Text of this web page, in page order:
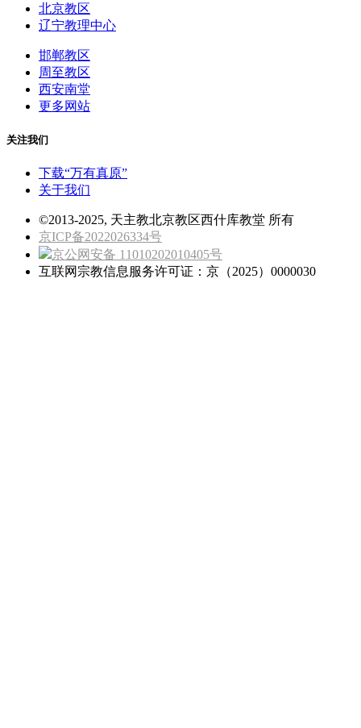
北京教区
辽宁教理中心
邯郸教区
周至教区
西安南堂
更多网站
关注我们
下载“万有真原”
关于我们
©2013-2025, 天主教北京教区西什库教堂 所有
京ICP备2022026334号
京公网安备 11010202010405号
互联网宗教信息服务许可证：京（2025）0000030